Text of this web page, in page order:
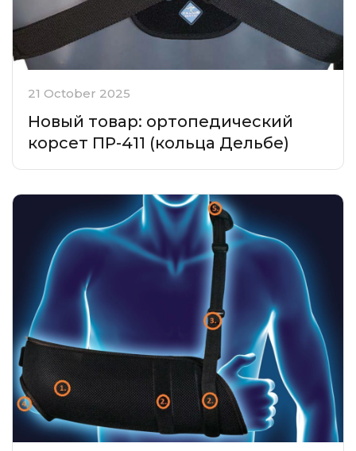
21 October 2025
Новый товар: ортопедический
корсет ПР-411 (кольца Дельбе)